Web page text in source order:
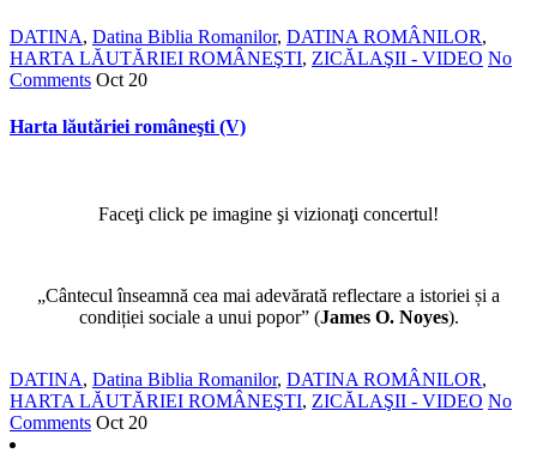
DATINA, Datina Biblia Romanilor, DATINA ROMÂNILOR,
HARTA LĂUTĂRIEI ROMÂNEŞTI, ZICĂLAŞII - VIDEO No
Comments Oct 20
Harta lăutăriei româneşti (V)
Faceţi click pe imagine şi vizionaţi concertul!
„Cântecul înseamnă cea mai adevărată reflectare a istoriei și a
condiției sociale a unui popor” (James O. Noyes).
DATINA, Datina Biblia Romanilor, DATINA ROMÂNILOR,
HARTA LĂUTĂRIEI ROMÂNEŞTI, ZICĂLAŞII - VIDEO No
Comments Oct 20